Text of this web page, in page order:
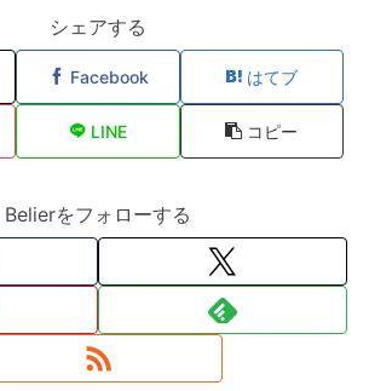
シェアする
Facebook はてブ
LINE コピー
Belierをフォローする